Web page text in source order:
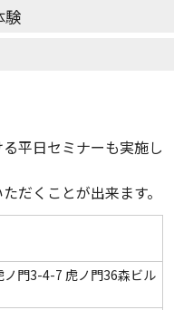
験
平日セミナーも実施し
だくことが出来ます。
ノ門3-4-7 虎ノ門36森ビル